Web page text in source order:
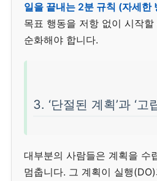
일을 끝내는 2분 규칙 (자세한
목표 행동을 저항 없이 시작
순화해야 합니다.
3. ‘단절된 계획’과 ‘고
대부분의 사람들은 계획을 수
멈춥니다. 그 계획이 실행